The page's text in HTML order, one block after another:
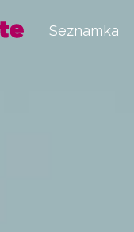
Seznamka